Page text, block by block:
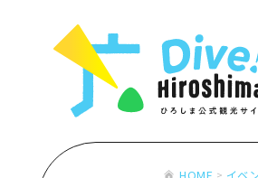
お役
アク
二次